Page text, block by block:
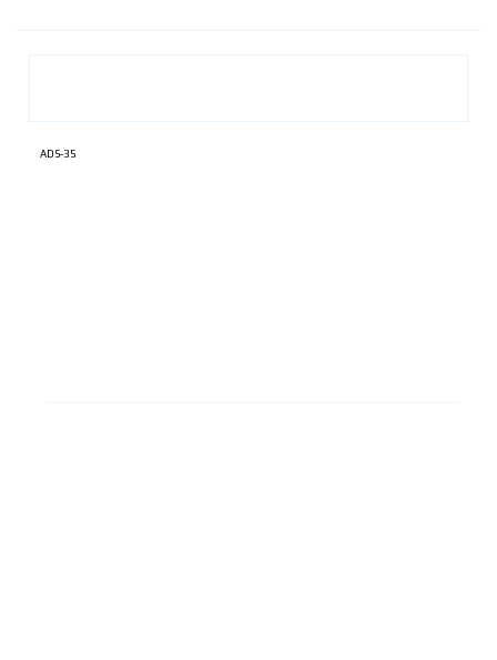
ADS-35